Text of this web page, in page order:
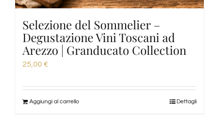
Selezione del Sommelier –
Degustazione Vini Toscani ad
Arezzo | Granducato Collection
25,00 €
Aggiungi al carrello Dettagli